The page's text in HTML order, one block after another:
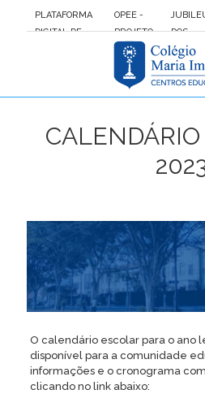
PLATAFORMA
DIGITAL DE
OPEE -
PROJETO
DE VIDA
DOS
JOVENS
O calendário escolar para o ano
disponível para a comunidade
informações e o cronograma
clicando no link abaixo: